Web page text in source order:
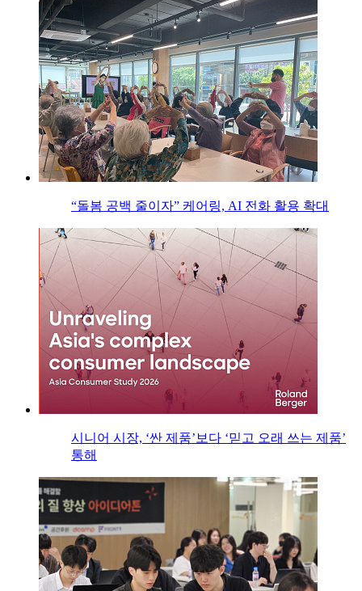
“돌봄 공백 줄이자” 케어링, AI 전화 활용 확대
시니어 시장, ‘싼 제품’보다 ‘믿고 오래 쓰는 제품’
통해